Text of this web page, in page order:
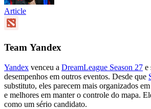
Article
Team Yandex
Yandex venceu a DreamLeague Season 27 e
desempenhos em outros eventos. Desde que
substituto, eles parecem mais organizados
e melhores em manter o controle do mapa.
como um sério candidato.